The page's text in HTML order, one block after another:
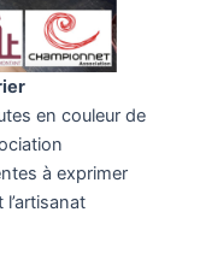
en couleur de
à exprimer